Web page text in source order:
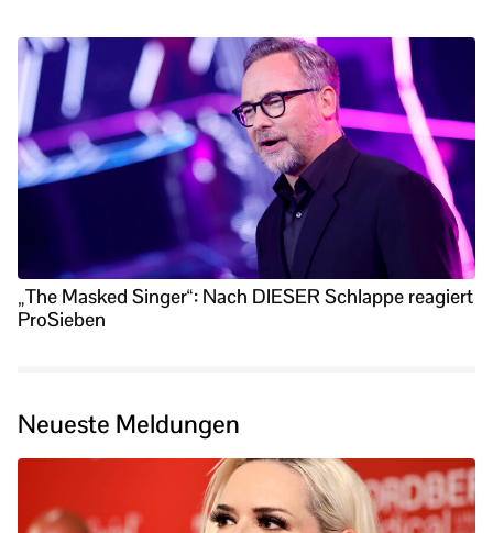
„The Masked Singer“: Nach DIESER Schlappe reagiert
ProSieben
Neueste Meldungen